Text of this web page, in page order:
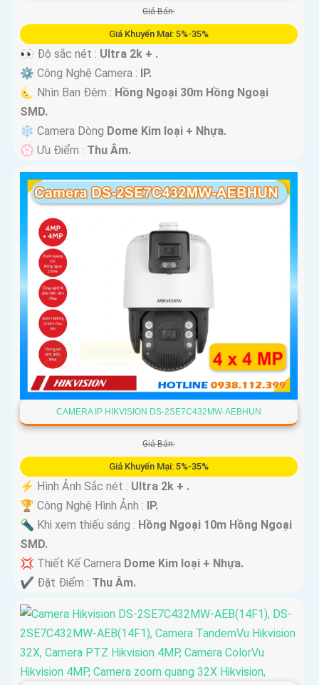
Giá Bán:
Giá Khuyến Mại: 5%-35%
️
👀 Độ sắc nét : Ultra 2k + .
⚙ Công Nghệ Camera : IP.
🌜 Nhìn Ban Đêm : Hồng Ngoại 30m Hồng Ngoại
SMD.
❄ Camera Dòng Dome Kim loại + Nhựa.
️💮 Ưu Điểm : Thu Âm.
CAMERA IP HIKVISION DS-2SE7C432MW-AEBHUN
Giá Bán:
Giá Khuyến Mại: 5%-35%
️⚡ Hình Ảnh Sắc nét : Ultra 2k + .
🏆 Công Nghệ Hình Ảnh : IP.
🔦 Khi xem thiếu sáng : Hồng Ngoại 10m Hồng Ngoại
SMD.
💢 Thiết Kế Camera Dome Kim loại + Nhựa.
️✔️ Đặt Điểm : Thu Âm.